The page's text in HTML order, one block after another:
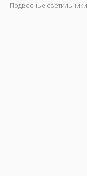
Подвесные светильники